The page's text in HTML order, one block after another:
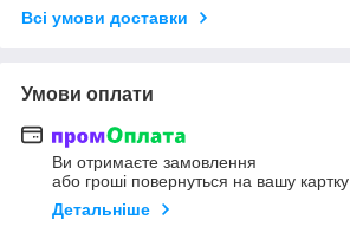
Всі умови доставки
Умови оплати
Ви отримаєте замовлення
або гроші повернуться на вашу картку
Детальніше